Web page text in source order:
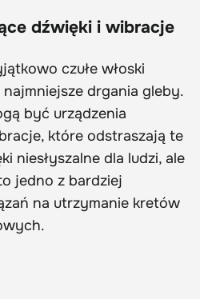
dźwięki i wibracje
czułe włoski
drgania gleby.
być urządzenia
które odstraszają te
niesłyszalne dla ludzi, ale
jedno z bardziej
na utrzymanie kretów